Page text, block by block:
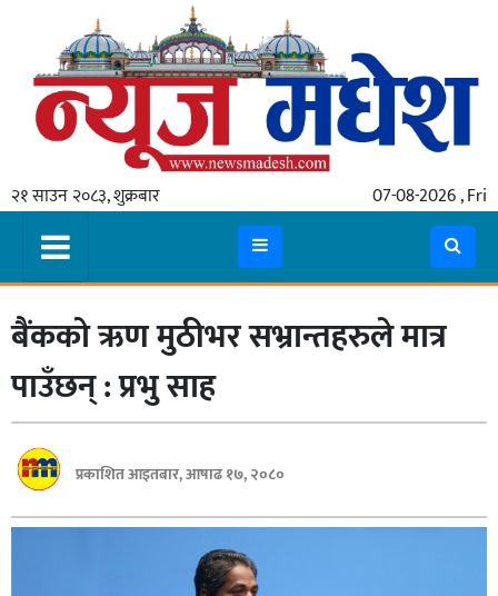
२१ साउन २०८३, शुक्रबार 07-08-2026 , Fri
गृहपृष्ठ
स्थानीय
प्रदेश
मधेश
प्रदेश
लुम्बिनी
गण्डकी
बागमती
बैंकको ऋण मुठीभर सभ्रान्तहरुले मात्र
पाउँछन् : प्रभु साह
प्रकाशित आइतबार, आषाढ १७, २०८०